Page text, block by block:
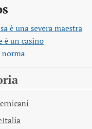
è una severa maestra
è un casino